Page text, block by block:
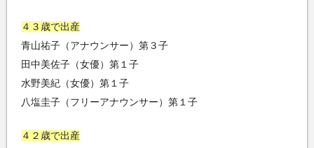
４３歳で出産
青山祐子（アナウンサー）第３子
田中美佐子（女優）第１子
水野美紀（女優）第１子
八塩圭子（フリーアナウンサー）第１子
４２歳で出産